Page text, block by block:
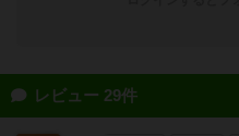
レビュー 29件